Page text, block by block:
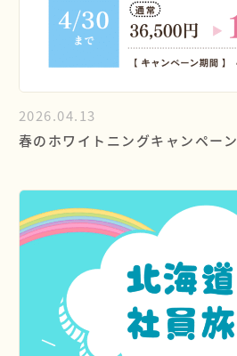
2026.04.13
春のホワイトニングキャンペーン